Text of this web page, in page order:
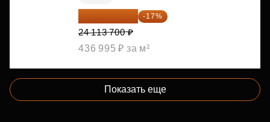
20 014 371 ₽ -17%
24 113 700 ₽
436 995 ₽ за м²
Показать еще